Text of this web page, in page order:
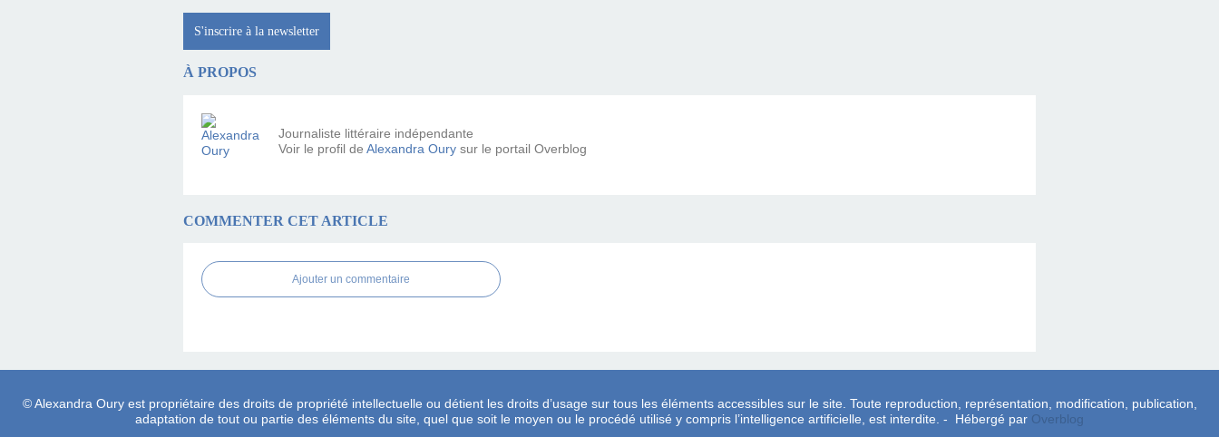
S'inscrire à la newsletter
À PROPOS
Journaliste littéraire indépendante
Voir le profil de Alexandra Oury sur le portail Overblog
COMMENTER CET ARTICLE
Ajouter un commentaire
© Alexandra Oury est propriétaire des droits de propriété intellectuelle ou détient les droits d’usage sur tous les éléments accessibles sur le site. Toute reproduction, représentation, modification, publication,
adaptation de tout ou partie des éléments du site, quel que soit le moyen ou le procédé utilisé y compris l’intelligence artificielle, est interdite. - Hébergé par Overblog